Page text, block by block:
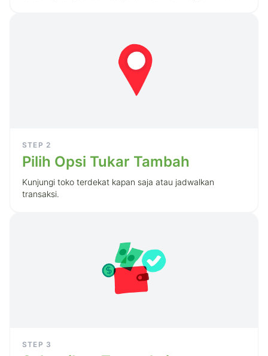
STEP 2
Pilih Opsi Tukar Tambah
Kunjungi toko terdekat kapan saja atau jadwalkan
transaksi.
STEP 3